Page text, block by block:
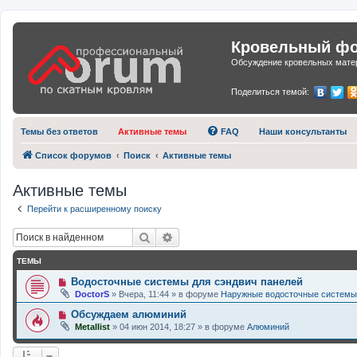
Кровельный
Обсуждение кровельных
Поделиться темой:
Темы без ответов Активные темы FAQ Наши консультанты
Список форумов Поиск Активные темы
Активные темы
Перейти к расширенному поиску
Поиск
ТЕМЫ
Н
в
е
с
о
о
Водосточные системы для сэндвич панелей
DoctorS » Вчера, 11:44 » в форуме Наружные водосточные системы
Н
в
о
Обсуждаем алюминий
Metallist » 04 июн 2014, 18:27 » в форуме Алюминий